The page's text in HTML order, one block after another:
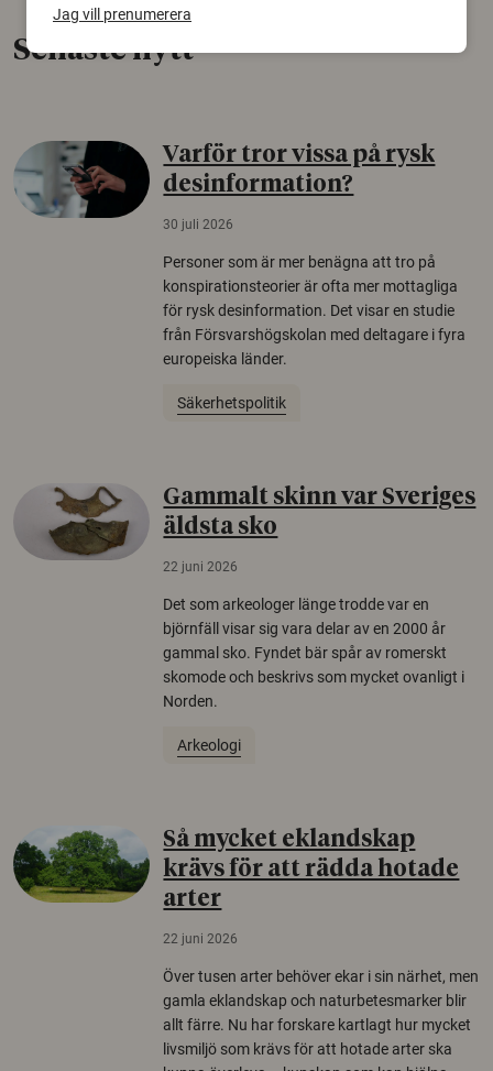
Senaste nytt
Varför tror vissa på rysk
desinformation?
30 juli 2026
Personer som är mer benägna att tro på
konspirationsteorier är ofta mer mottagliga
för rysk desinformation. Det visar en studie
från Försvarshögskolan med deltagare i fyra
europeiska länder.
Säkerhetspolitik
Gammalt skinn var Sveriges
äldsta sko
22 juni 2026
Det som arkeologer länge trodde var en
björnfäll visar sig vara delar av en 2000 år
gammal sko. Fyndet bär spår av romerskt
skomode och beskrivs som mycket ovanligt i
Norden.
Arkeologi
Så mycket eklandskap
krävs för att rädda hotade
arter
22 juni 2026
Över tusen arter behöver ekar i sin närhet, men
gamla eklandskap och naturbetesmarker blir
allt färre. Nu har forskare kartlagt hur mycket
livsmiljö som krävs för att hotade arter ska
Jag vill prenumerera